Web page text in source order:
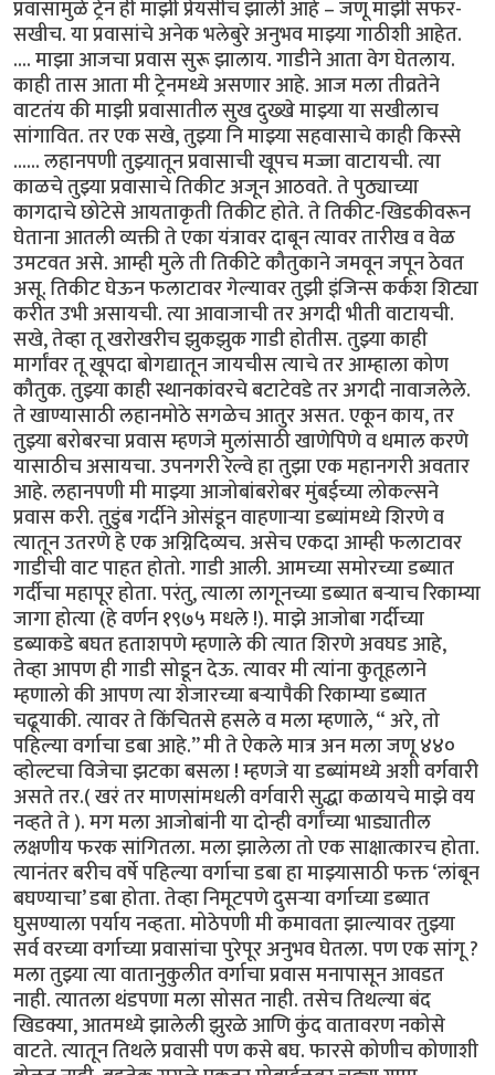
प्रवासामुळे ट्रेन ही माझी प्रेयसीच झाली आहे – जणू माझी सफर-
सखीच. या प्रवासांचे अनेक भलेबुरे अनुभव माझ्या गाठीशी आहेत.
.... माझा आजचा प्रवास सुरू झालाय. गाडीने आता वेग घेतलाय.
काही तास आता मी ट्रेनमध्ये असणार आहे. आज मला तीव्रतेने
वाटतंय की माझी प्रवासातील सुख दुख्खे माझ्या या सखीलाच
सांगावित. तर एक सखे, तुझ्या नि माझ्या सहवासाचे काही किस्से
...... लहानपणी तुझ्यातून प्रवासाची खूपच मज्जा वाटायची. त्या
काळचे तुझ्या प्रवासाचे तिकीट अजून आठवते. ते पुठ्याच्या
कागदाचे छोटेसे आयताकृती तिकीट होते. ते तिकीट-खिडकीवरून
घेताना आतली व्यक्ती ते एका यंत्रावर दाबून त्यावर तारीख व वेळ
उमटवत असे. आम्ही मुले ती तिकीटे कौतुकाने जमवून जपून ठेवत
असू. तिकीट घेऊन फलाटावर गेल्यावर तुझी इंजिन्स कर्कश शिट्या
करीत उभी असायची. त्या आवाजाची तर अगदी भीती वाटायची.
सखे, तेव्हा तू खरोखरीच झुकझुक गाडी होतीस. तुझ्या काही
मार्गांवर तू खूपदा बोगद्यातून जायचीस त्याचे तर आम्हाला कोण
कौतुक. तुझ्या काही स्थानकांवरचे बटाटेवडे तर अगदी नावाजलेले.
ते खाण्यासाठी लहानमोठे सगळेच आतुर असत. एकून काय, तर
तुझ्या बरोबरचा प्रवास म्हणजे मुलांसाठी खाणेपिणे व धमाल करणे
यासाठीच असायचा. उपनगरी रेल्वे हा तुझा एक महानगरी अवतार
आहे. लहानपणी मी माझ्या आजोबांबरोबर मुंबईच्या लोकल्सने
प्रवास करी. तुडुंब गर्दीने ओसंडून वाहणाऱ्या डब्यांमध्ये शिरणे व
त्यातून उतरणे हे एक अग्निदिव्यच. असेच एकदा आम्ही फलाटावर
गाडीची वाट पाहत होतो. गाडी आली. आमच्या समोरच्या डब्यात
गर्दीचा महापूर होता. परंतु, त्याला लागूनच्या डब्यात बऱ्याच रिकाम्या
जागा होत्या (हे वर्णन १९७५ मधले !). माझे आजोबा गर्दीच्या
डब्याकडे बघत हताशपणे म्हणाले की त्यात शिरणे अवघड आहे,
तेव्हा आपण ही गाडी सोडून देऊ. त्यावर मी त्यांना कुतूहलाने
म्हणालो की आपण त्या शेजारच्या बऱ्यापैकी रिकाम्या डब्यात
चढूयाकी. त्यावर ते किंचितसे हसले व मला म्हणाले, “ अरे, तो
पहिल्या वर्गाचा डबा आहे.’’ मी ते ऐकले मात्र अन मला जणू ४४०
व्होल्टचा विजेचा झटका बसला ! म्हणजे या डब्यांमध्ये अशी वर्गवारी
असते तर.( खरं तर माणसांमधली वर्गवारी सुद्धा कळायचे माझे वय
नव्हते ते ). मग मला आजोबांनी या दोन्ही वर्गांच्या भाड्यातील
लक्षणीय फरक सांगितला. मला झालेला तो एक साक्षात्कारच होता.
त्यानंतर बरीच वर्षे पहिल्या वर्गाचा डबा हा माझ्यासाठी फक्त ‘लांबून
बघण्याचा’ डबा होता. तेव्हा निमूटपणे दुसऱ्या वर्गाच्या डब्यात
घुसण्याला पर्याय नव्हता. मोठेपणी मी कमावता झाल्यावर तुझ्या
सर्व वरच्या वर्गाच्या प्रवासांचा पुरेपूर अनुभव घेतला. पण एक सांगू ?
मला तुझ्या त्या वातानुकुलीत वर्गाचा प्रवास मनापासून आवडत
नाही. त्यातला थंडपणा मला सोसत नाही. तसेच तिथल्या बंद
खिडक्या, आतमध्ये झालेली झुरळे आणि कुंद वातावरण नकोसे
वाटते. त्यातून तिथले प्रवासी पण कसे बघ. फारसे कोणीच कोणाशी